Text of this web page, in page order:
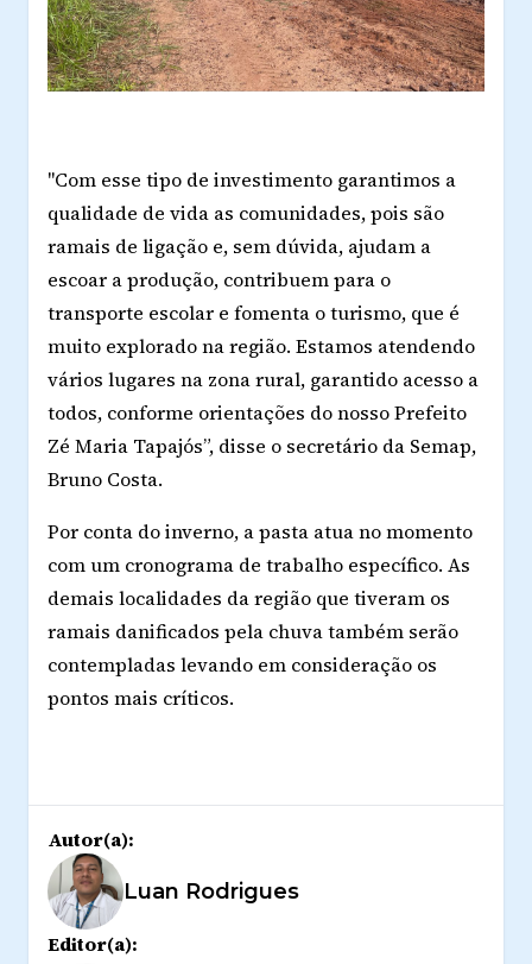
"Com esse tipo de investimento garantimos a
qualidade de vida as comunidades, pois são
ramais de ligação e, sem dúvida, ajudam a
escoar a produção, contribuem para o
transporte escolar e fomenta o turismo, que é
muito explorado na região. Estamos atendendo
vários lugares na zona rural, garantido acesso a
todos, conforme orientações do nosso Prefeito
Zé Maria Tapajós”, disse o secretário da Semap,
Bruno Costa.
Por conta do inverno, a pasta atua no momento
com um cronograma de trabalho específico. As
demais localidades da região que tiveram os
ramais danificados pela chuva também serão
contempladas levando em consideração os
pontos mais críticos.
Autor(a):
Luan Rodrigues
Editor(a):